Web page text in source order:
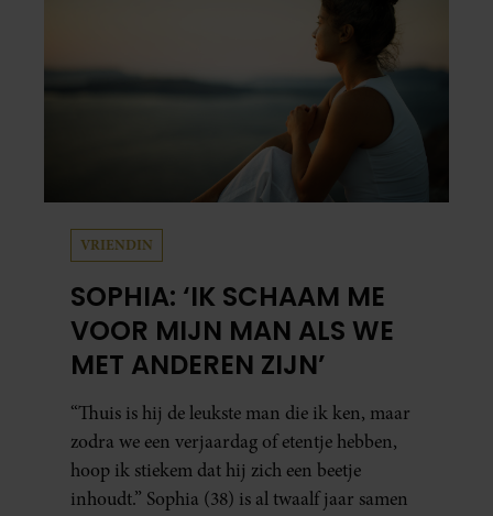
inhoudt.” Sophia (38) is al twaalf jaar samen
met haar partner en thuis is hij precies de
man op wie ze verliefd werd: lief, zorgzaam
en grappig. Toch merkt ze dat ze zich steeds
vaker schaamt zodra ze samen onder de
WEEKEND
EARTH & FIRE-ZANGERES